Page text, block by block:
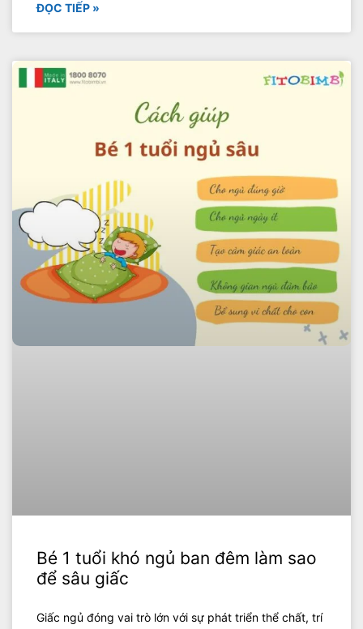
ĐỌC TIẾP »
Bé 1 tuổi khó ngủ ban đêm làm sao
để sâu giấc
Giấc ngủ đóng vai trò lớn với sự phát triển thể chất, trí